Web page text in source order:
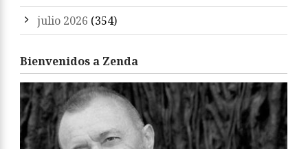
julio 2026 (354)
Bienvenidos a Zenda